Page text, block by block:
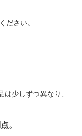
ださい。
少しずつ異なり、
。